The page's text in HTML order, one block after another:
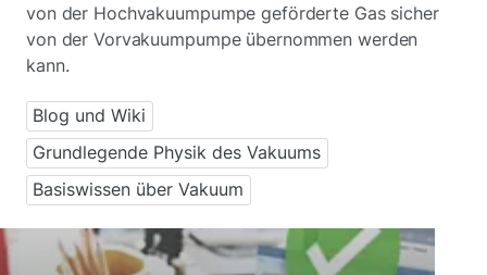
von der Hochvakuumpumpe geförderte Gas sicher
von der Vorvakuumpumpe übernommen werden
kann.
Blog und Wiki
Grundlegende Physik des Vakuums
Basiswissen über Vakuum